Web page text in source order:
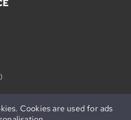
Cookies are used for ads